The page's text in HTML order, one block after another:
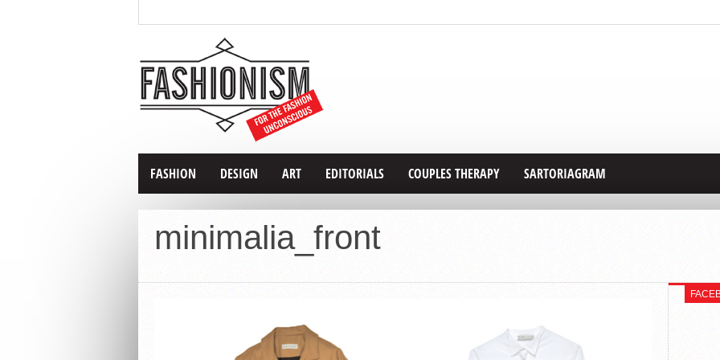
FASHION DESIGN ART EDITORIALS COUPLES THERAPY SARTORIAGRAM
minimalia_front